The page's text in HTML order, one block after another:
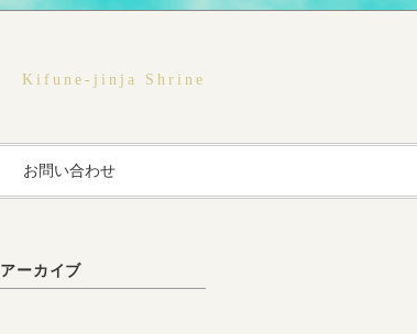
Kifune-jinja Shrine
お問い合わせ
アーカイブ